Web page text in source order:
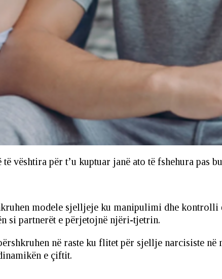
vështira për t’u kuptuar janë ato të fshehura pas
modele sjelljeje ku manipulimi dhe kontrolli
si partnerët e përjetojnë njëri-tjetrin.
në raste ku flitet për sjellje narcisiste
e çiftit.